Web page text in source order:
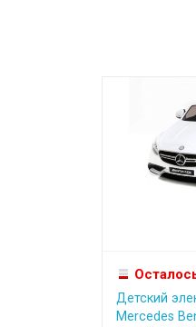
Детский
Mercedes